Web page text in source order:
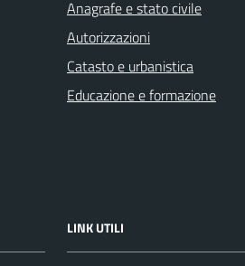
Anagrafe e stato civile
Autorizzazioni
Catasto e urbanistica
Educazione e formazione
LINK UTILI